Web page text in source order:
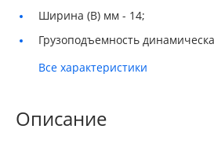
Ширина (B) мм - 14;
Грузоподъемность
Все характеристики
Описание